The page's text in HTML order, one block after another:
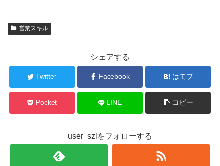
営業スキル
シェアする
Twitter Facebook はてブ
Pocket LINE コピー
user_szlをフォローする